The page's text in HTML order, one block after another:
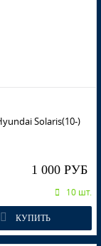
Solaris(10-)
1 000 РУБ
10 шт.
КУПИТЬ